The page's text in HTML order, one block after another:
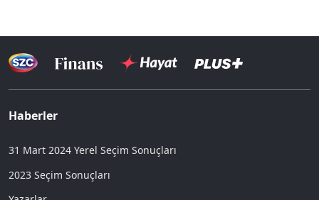
Haberler
31 Mart 2024 Yerel Seçim Sonuçları
2023 Seçim Sonuçları